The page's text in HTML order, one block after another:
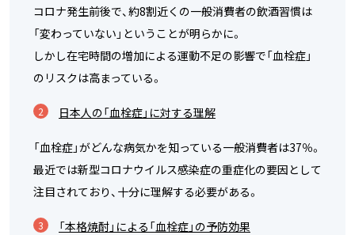
コロナ発生前後で、約8割近くの一般消費者の飲酒習慣は
「変わっていない」ということが明らかに。
しかし在宅時間の増加による運動不足の影響で「血栓症」
のリスクは高まっている。
日本人の「血栓症」に対する理解
「血栓症」がどんな病気かを知っている一般消費者は37％。
最近では新型コロナウイルス感染症の重症化の要因として
注目されており、十分に理解する必要がある。
「本格焼酎」による「血栓症」の予防効果